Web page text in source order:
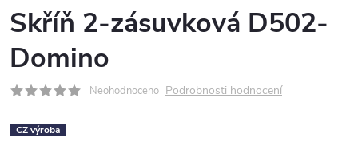
Skříň 2-zásuvková D502-
Domino
Neohodnoceno Podrobnosti hodnocení
CZ výroba